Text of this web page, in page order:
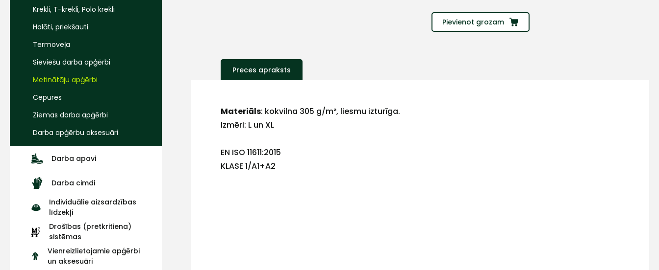
Krekli, T-krekli, Polo krekli
Halāti, priekšauti
Termoveļa
Sieviešu darba apģērbi
Metinātāju apģērbi
Cepures
Ziemas darba apģērbi
Darba apģērbu aksesuāri
Darba apavi
Darba cimdi
Individuālie aizsardzības
līdzekļi
Drošības (pretkritiena)
sistēmas
Vienreizlietojamie apģērbi
un aksesuāri
Pievienot grozam
Preces apraksts
Materiāls: kokvilna 305 g/m², liesmu izturīga.
Izmēri: L un XL
EN ISO 11611:2015
KLASE 1/A1+A2